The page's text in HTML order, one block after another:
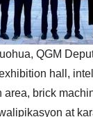
QGM
hall,
brick
at